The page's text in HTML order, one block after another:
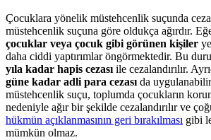
Çocuklara yönelik müstehcenlik suçunda
müstehcenlik suçuna göre oldukça ağırdır.
çocuklar veya çocuk gibi görünen kişiler
daha ciddi yaptırımlar öngörmektedir. Bu
yıla kadar hapis cezası ile cezalandırılır.
güne kadar adli para cezası da
müstehcenlik suçu, toplumda çocukların
nedeniyle ağır bir şekilde cezalandırılır ve
hükmün açıklanmasının geri bırakılması gibi
mümkün olmaz.